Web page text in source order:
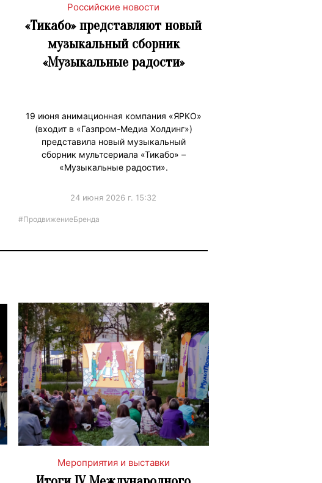
Российские новости
«Тикабо» представляют новый
музыкальный сборник
«Музыкальные радости»
19 июня анимационная компания «ЯРКО»
(входит в «Газпром-Медиа Холдинг»)
представила новый музыкальный
сборник мультсериала «Тикабо» –
«Музыкальные радости».
24 июня 2026 г. 15:32
#ПродвижениеБренда
Мероприятия и выставки